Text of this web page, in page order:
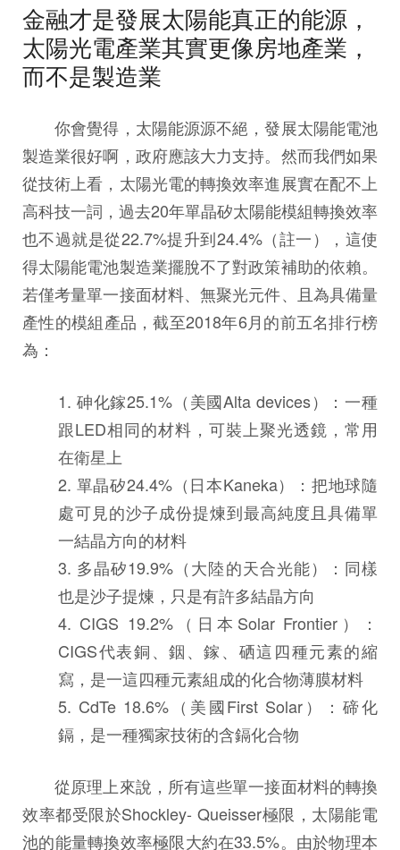
金融才是發展太陽能真正的能源，
太陽光電產業其實更像房地產業，
而不是製造業
你會覺得，太陽能源源不絕，發展太陽能電池
製造業很好啊，政府應該大力支持。然而我們如果
從技術上看，太陽光電的轉換效率進展實在配不上
高科技一詞，過去20年單晶矽太陽能模組轉換效率
也不過就是從22.7%提升到24.4%（註一），這使
得太陽能電池製造業擺脫不了對政策補助的依賴。
若僅考量單一接面材料、無聚光元件、且為具備量
產性的模組產品，截至2018年6月的前五名排行榜
為：
1. 砷化鎵25.1%（美國Alta devices）：一種
跟LED相同的材料，可裝上聚光透鏡，常用
在衛星上
2. 單晶矽24.4%（日本Kaneka）：把地球隨
處可見的沙子成份提煉到最高純度且具備單
一結晶方向的材料
3. 多晶矽19.9%（大陸的天合光能）：同樣
也是沙子提煉，只是有許多結晶方向
4. CIGS 19.2%（日本Solar Frontier）：
CIGS代表銅、銦、鎵、硒這四種元素的縮
寫，是一這四種元素組成的化合物薄膜材料
5. CdTe 18.6%（美國First Solar）：碲化
鎘，是一種獨家技術的含鎘化合物
從原理上來說，所有這些單一接面材料的轉換
效率都受限於Shockley- Queisser極限，太陽能電
池的能量轉換效率極限大約在33.5%。由於物理本